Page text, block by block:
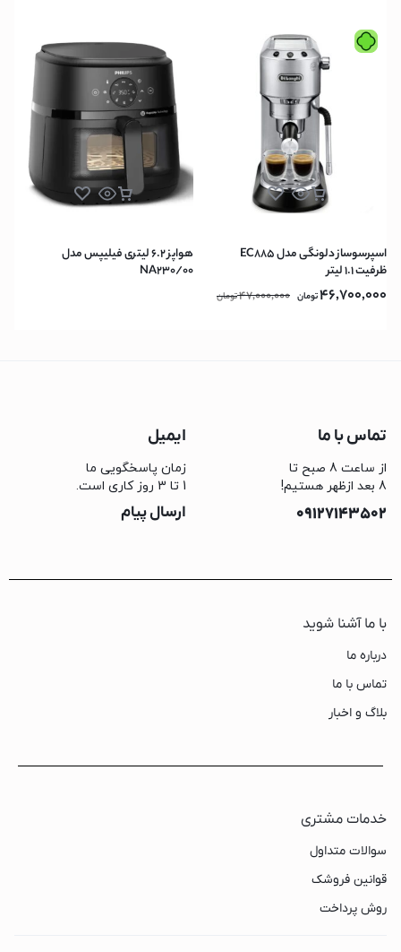
اسپرسوساز دلونگی مدل EC885
ظرفیت ۱.۱ لیتر
46,700,000تومان 47,000,000تومان
هواپز 6.2 لیتری فیلیپس مدل
NA230/00
تماس با ما
از ساعت 8 صبح تا
8 بعد ازظهر هستیم!
09127143502
ایمیل
زمان پاسخگویی ما
1 تا 3 روز کاری است.
ارسال پیام
با ما آشنا شوید
درباره ما
تماس با ما
بلاگ و اخبار
خدمات مشتری
سوالات متداول
قوانین فروشک
روش پرداخت